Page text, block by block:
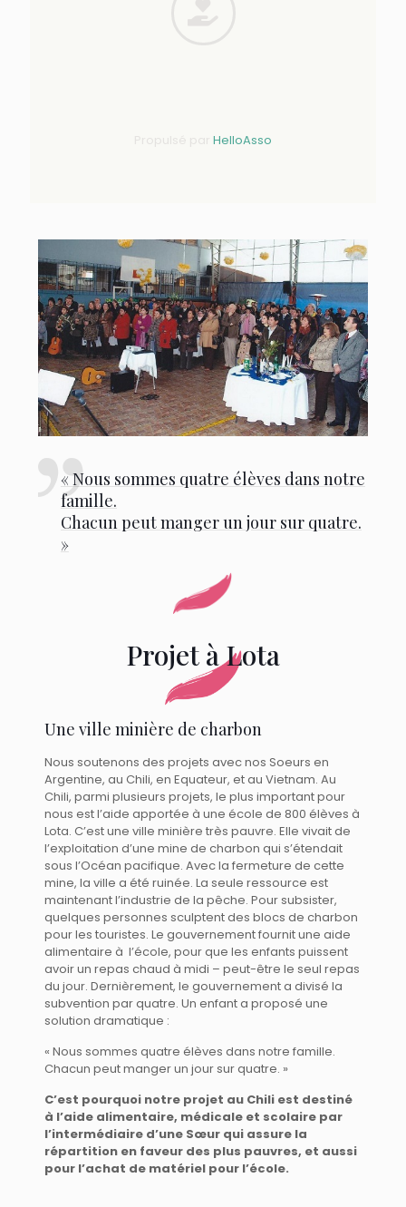
HelloAsso
« Nous sommes quatre élèves dans notre
famille.
Chacun peut manger un jour sur quatre.
»
Projet à Lota
Une ville minière de charbon
Nous soutenons des projets avec nos Soeurs en
Argentine, au Chili, en Equateur, et au Vietnam. Au
Chili, parmi plusieurs projets, le plus important pour
nous est l’aide apportée à une école de 800 élèves à
Lota. C’est une ville minière très pauvre. Elle vivait de
l’exploitation d’une mine de charbon qui s’étendait
sous l’Océan pacifique. Avec la fermeture de cette
mine, la ville a été ruinée. La seule ressource est
maintenant l’industrie de la pêche. Pour subsister,
quelques personnes sculptent des blocs de charbon
pour les touristes. Le gouvernement fournit une aide
alimentaire à l’école, pour que les enfants puissent
avoir un repas chaud à midi – peut-être le seul repas
du jour. Dernièrement, le gouvernement a divisé la
subvention par quatre. Un enfant a proposé une
solution dramatique :
« Nous sommes quatre élèves dans notre famille.
Chacun peut manger un jour sur quatre. »
C’est pourquoi notre projet au Chili est destiné
à l’aide alimentaire, médicale et scolaire par
l’intermédiaire d’une Sœur qui assure la
répartition en faveur des plus pauvres, et aussi
pour l’achat de matériel pour l’école.